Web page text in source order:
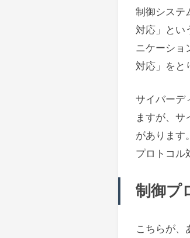
制御システ
対応」とい
ニケーショ
対応」をと
サイバーデ
ますが、サ
があります
プロトコル
制御プ
こちらが、